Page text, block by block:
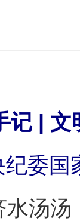
记 | 文
纪委国
汤